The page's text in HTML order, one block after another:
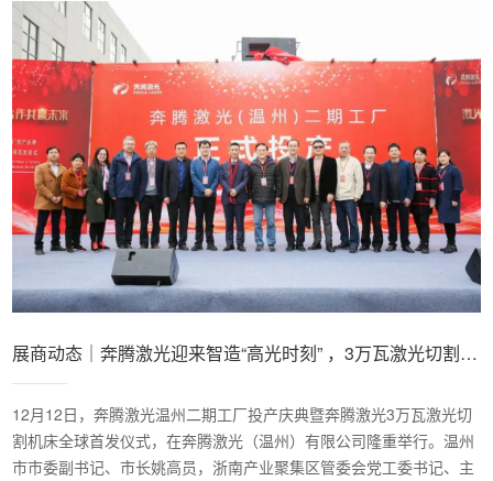
展商动态｜奔腾激光迎来智造“高光时刻” ，3万瓦激光切割机
荣耀问世
12月12日，奔腾激光温州二期工厂投产庆典暨奔腾激光3万瓦激光切
割机床全球首发仪式，在奔腾激光（温州）有限公司隆重举行。温州
市市委副书记、市长姚高员，浙南产业聚集区管委会党工委书记、主